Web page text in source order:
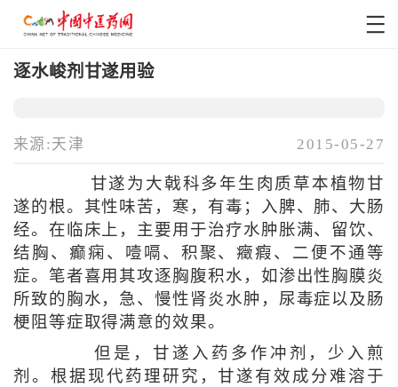
逐水峻剂甘遂用验
来源:天津 2015-05-27
甘遂为大戟科多年生肉质草本植物甘
遂的根。其性味苦，寒，有毒；入脾、肺、大肠
经。在临床上，主要用于治疗水肿胀满、留饮、
结胸、癫痫、噎嗝、积聚、癥瘕、二便不通等
症。笔者喜用其攻逐胸腹积水，如渗出性胸膜炎
所致的胸水，急、慢性肾炎水肿，尿毒症以及肠
梗阻等症取得满意的效果。
但是，甘遂入药多作冲剂，少入煎
剂。根据现代药理研究，甘遂有效成分难溶于